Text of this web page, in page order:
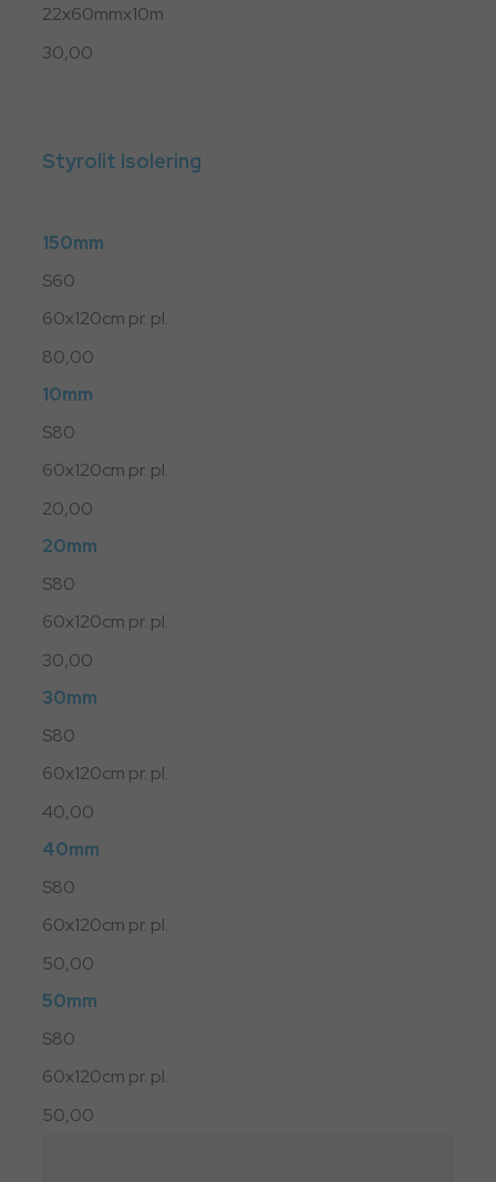
22x60mmx10m
30,00
Styrolit Isolering
150mm
S60
60x120cm pr. pl.
80,00
10mm
S80
60x120cm pr. pl.
20,00
20mm
S80
60x120cm pr. pl.
30,00
30mm
S80
60x120cm pr. pl.
40,00
40mm
S80
60x120cm pr. pl.
50,00
50mm
S80
60x120cm pr. pl.
50,00